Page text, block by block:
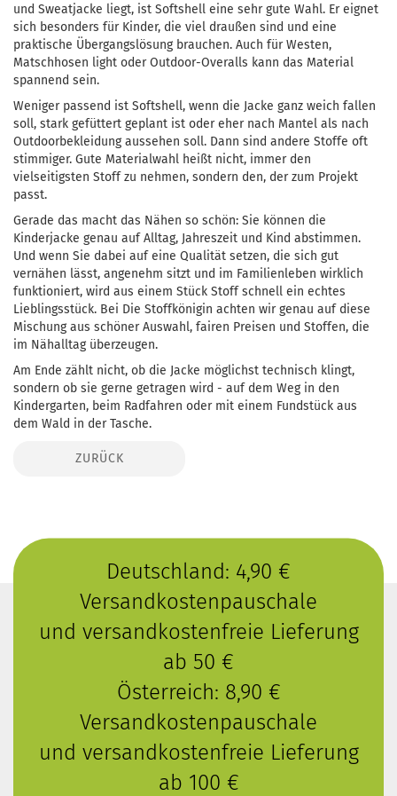
und Sweatjacke liegt, ist Softshell eine sehr gute Wahl. Er eignet
sich besonders für Kinder, die viel draußen sind und eine
praktische Übergangslösung brauchen. Auch für Westen,
Matschhosen light oder Outdoor-Overalls kann das Material
spannend sein.
Weniger passend ist Softshell, wenn die Jacke ganz weich fallen
soll, stark gefüttert geplant ist oder eher nach Mantel als nach
Outdoorbekleidung aussehen soll. Dann sind andere Stoffe oft
stimmiger. Gute Materialwahl heißt nicht, immer den
vielseitigsten Stoff zu nehmen, sondern den, der zum Projekt
passt.
Gerade das macht das Nähen so schön: Sie können die
Kinderjacke genau auf Alltag, Jahreszeit und Kind abstimmen.
Und wenn Sie dabei auf eine Qualität setzen, die sich gut
vernähen lässt, angenehm sitzt und im Familienleben wirklich
funktioniert, wird aus einem Stück Stoff schnell ein echtes
Lieblingsstück. Bei Die Stoffkönigin achten wir genau auf diese
Mischung aus schöner Auswahl, fairen Preisen und Stoffen, die
im Nähalltag überzeugen.
Am Ende zählt nicht, ob die Jacke möglichst technisch klingt,
sondern ob sie gerne getragen wird - auf dem Weg in den
Kindergarten, beim Radfahren oder mit einem Fundstück aus
dem Wald in der Tasche.
ZURÜCK
Deutschland: 4,90 €
Versandkostenpauschale
und versandkostenfreie Lieferung
ab 50 €
Österreich: 8,90 €
Versandkostenpauschale
und versandkostenfreie Lieferung
ab 100 €